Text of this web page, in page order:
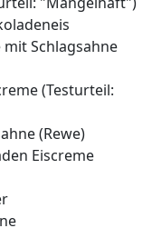
Schlagsahne
(Testurteil:
(Rewe)
Eiscreme